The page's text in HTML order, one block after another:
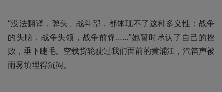
“没法翻译，弹头、战斗部，都体现不了这种多义性：战争
的头脑，战争头领，战争前锋……”她暂时承认了自己的挫
败，垂下睫毛。空载货轮驶过我们面前的黄浦江，汽笛声被
雨雾填埋得沉闷。